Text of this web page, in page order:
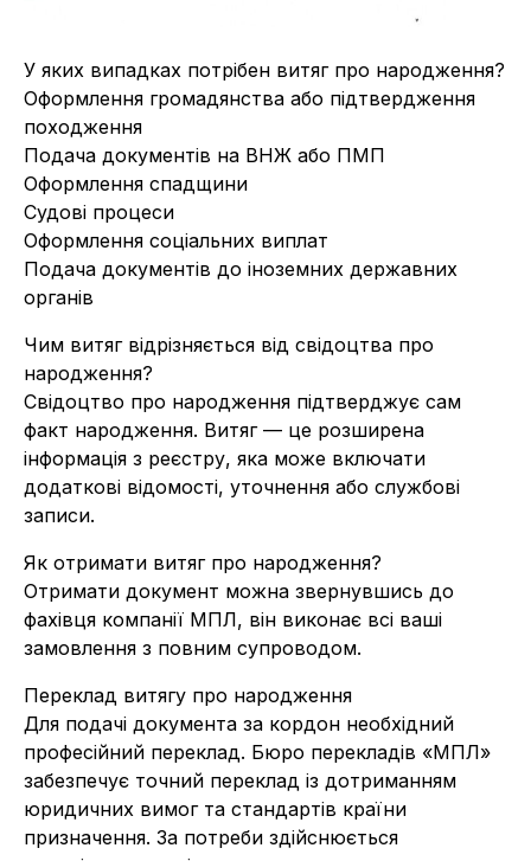
У яких випадках потрібен витяг про народження?
Оформлення громадянства або підтвердження
походження
Подача документів на ВНЖ або ПМП
Оформлення спадщини
Судові процеси
Оформлення соціальних виплат
Подача документів до іноземних державних
органів
Чим витяг відрізняється від свідоцтва про
народження?
Свідоцтво про народження підтверджує сам
факт народження. Витяг — це розширена
інформація з реєстру, яка може включати
додаткові відомості, уточнення або службові
записи.
Як отримати витяг про народження?
Отримати документ можна звернувшись до
фахівця компанії МПЛ, він виконає всі ваші
замовлення з повним супроводом.
Переклад витягу про народження
Для подачі документа за кордон необхідний
професійний переклад. Бюро перекладів «МПЛ»
забезпечує точний переклад із дотриманням
юридичних вимог та стандартів країни
призначення. За потреби здійснюється